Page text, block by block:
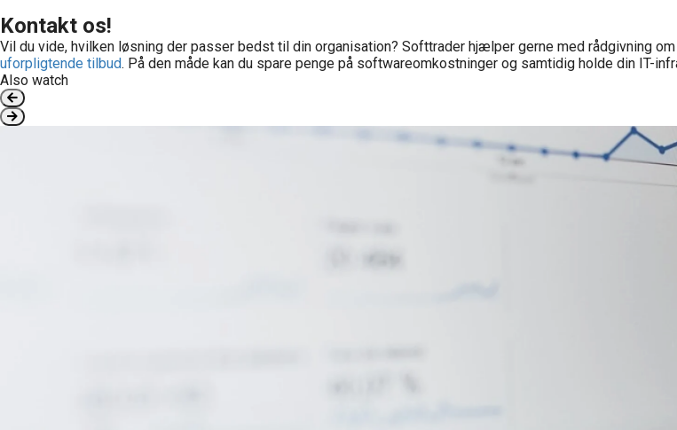
Kontakt os!
Vil du vide, hvilken løsning der passer bedst til din organisation? Softtrader hjælper gerne med rådgivning
uforpligtende tilbud. På den måde kan du spare penge på softwareomkostninger og samtidig holde din IT-
Also watch